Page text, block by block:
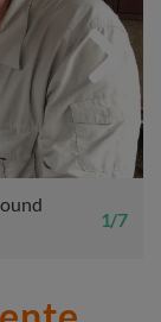
1 / 7
Next